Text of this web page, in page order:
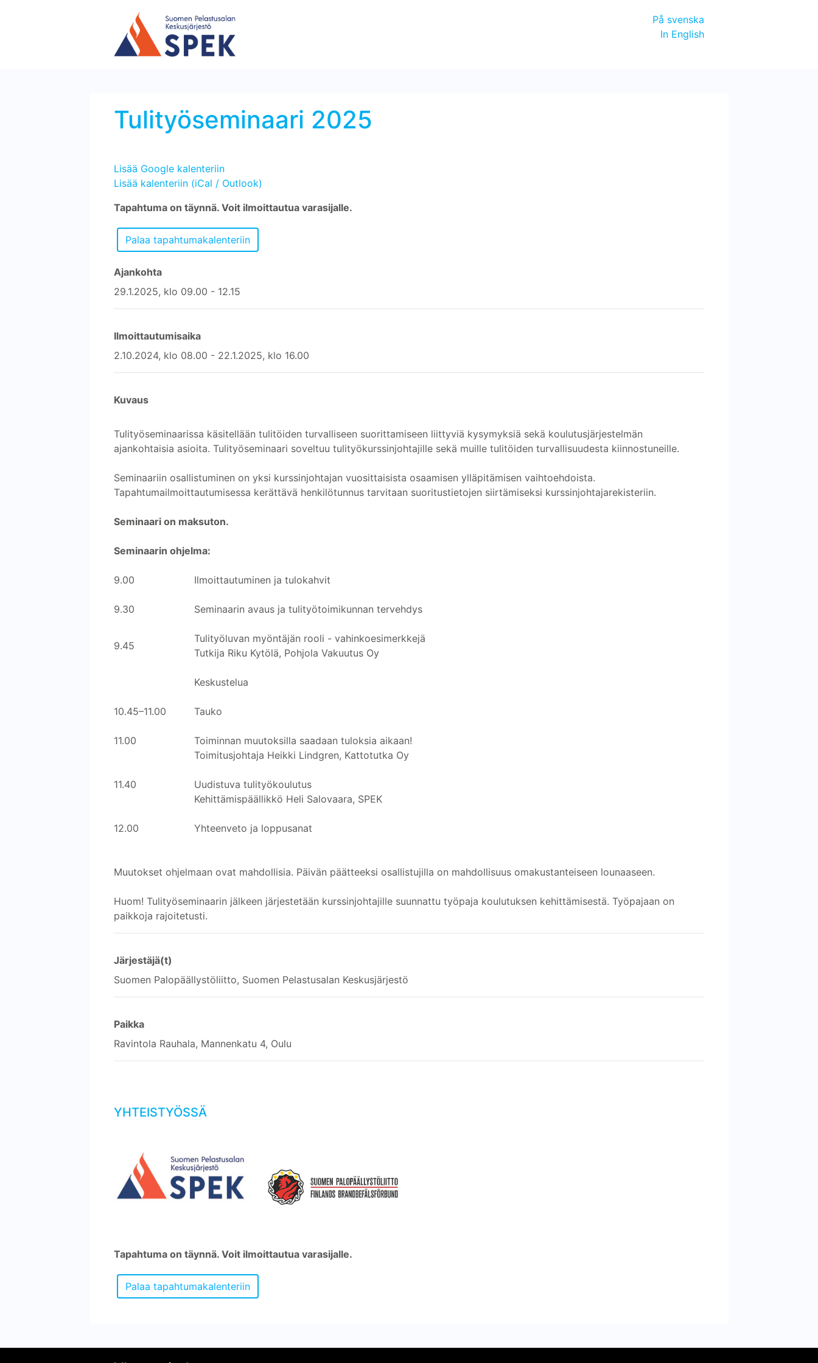
På svenska
In English
Tulityöseminaari 2025
Lisää Google kalenteriin
Lisää kalenteriin (iCal / Outlook)
Tapahtuma on täynnä. Voit ilmoittautua varasijalle.
Ajankohta
29.1.2025, klo 09.00 - 12.15
Ilmoittautumisaika
2.10.2024, klo 08.00 - 22.1.2025, klo 16.00
Kuvaus
Tulityöseminaarissa käsitellään tulitöiden turvalliseen suorittamiseen liittyviä kysymyksiä sekä koulutusjärjestelmän
ajankohtaisia asioita. Tulityöseminaari soveltuu tulityökurssinjohtajille sekä muille tulitöiden turvallisuudesta kiinnostuneille.
Seminaariin osallistuminen on yksi kurssinjohtajan vuosittaisista osaamisen ylläpitämisen vaihtoehdoista.
Tapahtumailmoittautumisessa kerättävä henkilötunnus tarvitaan suoritustietojen siirtämiseksi kurssinjohtajarekisteriin.
Seminaari on maksuton.
Seminaarin ohjelma:
9.00 Ilmoittautuminen ja tulokahvit
9.30 Seminaarin avaus ja tulityötoimikunnan tervehdys
9.45
Tulityöluvan myöntäjän rooli - vahinkoesimerkkejä
Tutkija Riku Kytölä, Pohjola Vakuutus Oy
Keskustelua
10.45–11.00 Tauko
11.00
Toiminnan muutoksilla saadaan tuloksia aikaan!
Toimitusjohtaja Heikki Lindgren, Kattotutka Oy
11.40
Uudistuva tulityökoulutus
Kehittämispäällikkö Heli Salovaara, SPEK
12.00 Yhteenveto ja loppusanat
Muutokset ohjelmaan ovat mahdollisia. Päivän päätteeksi osallistujilla on mahdollisuus omakustanteiseen lounaaseen.
Huom! Tulityöseminaarin jälkeen järjestetään kurssinjohtajille suunnattu työpaja koulutuksen kehittämisestä. Työpajaan on
paikkoja rajoitetusti.
Järjestäjä(t)
Suomen Palopäällystöliitto, Suomen Pelastusalan Keskusjärjestö
Paikka
Ravintola Rauhala, Mannenkatu 4, Oulu
YHTEISTYÖSSÄ
Tapahtuma on täynnä. Voit ilmoittautua varasijalle.